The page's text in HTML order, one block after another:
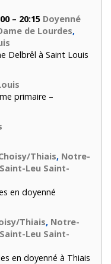
– 20:15 Doyenné
de Lourdes,
Delbrêl à Saint Louis
primaire –
Thiais, Notre-
Saint-Leu Saint-
en doyenné
Thiais, Notre-
Saint-Leu Saint-
en doyenné à Thiais